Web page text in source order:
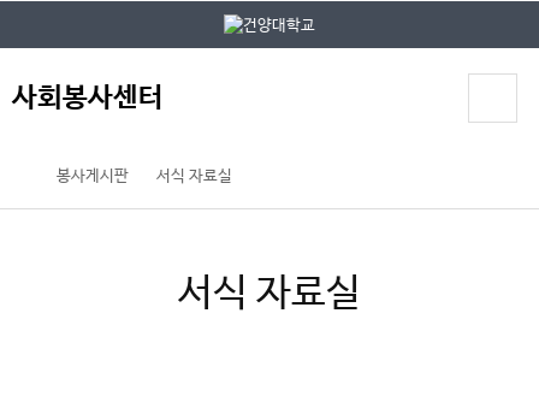
사회봉사센터
봉사게시판 서식 자료실
서식 자료실